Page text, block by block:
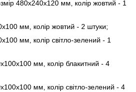
480х240х120 мм, колір жовтий - 1
мм, колір жовтий - 2 штуки;
мм, колір світло-зелений - 1
мм, колір блакитний - 4
мм, колір світло-зелений - 4